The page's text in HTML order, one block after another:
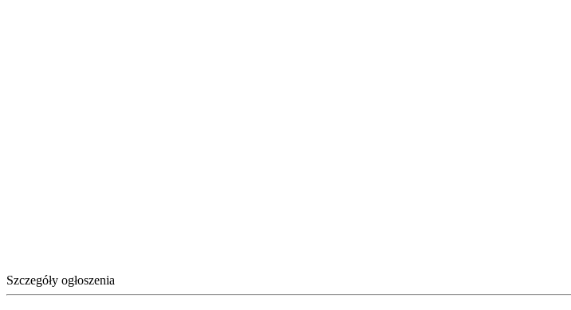
Szczegóły ogłoszenia